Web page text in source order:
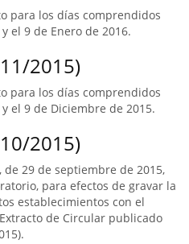
para los días comprendidos
el 9 de Enero de 2016.
2015)
para los días comprendidos
el 9 de Diciembre de 2015.
2015)
de 29 de septiembre de 2015,
para efectos de gravar la
establecimientos con el
de Circular publicado